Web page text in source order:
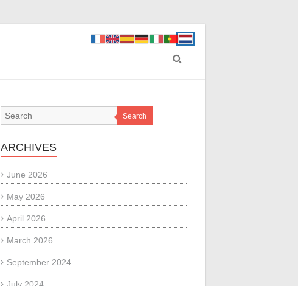
Search
ARCHIVES
June 2026
May 2026
April 2026
March 2026
September 2024